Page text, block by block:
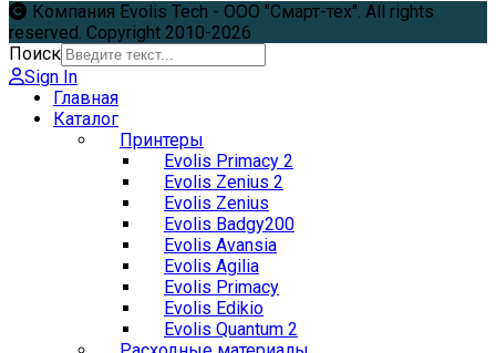
Компания Evolis Tech - ООО "Смарт-тех". All rights
reserved. Copyright 2010-2026
Поиск
Sign In
Главная
Каталог
Принтеры
Evolis Primacy 2
Evolis Zenius 2
Evolis Zenius
Evolis Badgy200
Evolis Avansia
Evolis Agilia
Evolis Primacy
Evolis Edikio
Evolis Quantum 2